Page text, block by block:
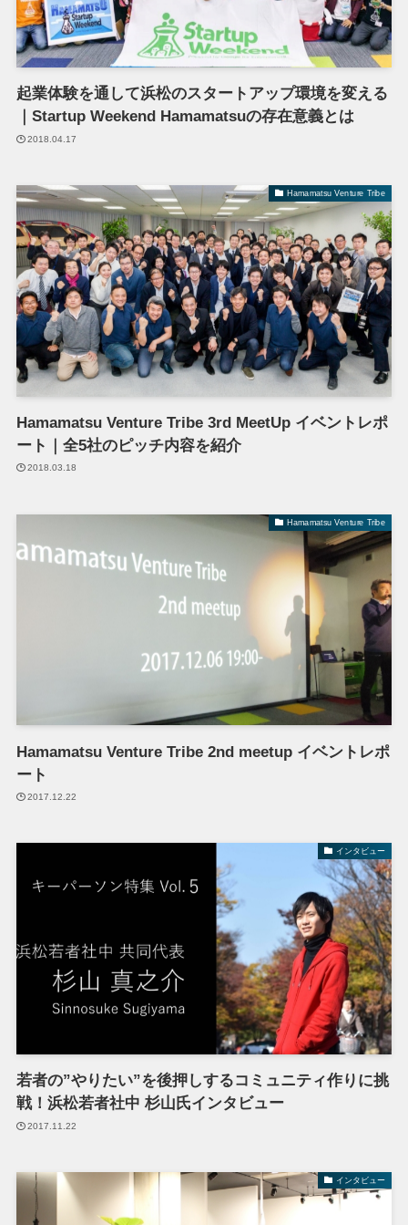
起業体験を通して浜松のスタートアップ環境を変える
｜Startup Weekend Hamamatsuの存在意義とは
2018.04.17
Hamamatsu Venture Tribe
Hamamatsu Venture Tribe 3rd MeetUp イベントレポ
ート｜全5社のピッチ内容を紹介
2018.03.18
Hamamatsu Venture Tribe
Hamamatsu Venture Tribe 2nd meetup イベントレポ
ート
2017.12.22
インタビュー
若者の”やりたい”を後押しするコミュニティ作りに挑
戦！浜松若者社中 杉山氏インタビュー
2017.11.22
インタビュー